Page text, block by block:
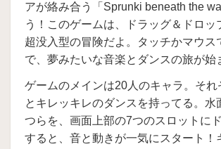
アが絡み合う「Sprunki beneath the
う！このゲームは、ドラッグ＆ドロッ
超没入型の冒険だよ。タッチかマウス
で、夢みたいな音楽とダンスの旅が始
ゲームのメインは20人のキャラ。そ
とキレッキレのダンスを持ってる。水
つらを、画面上部の7つのスロットに
すると、音と動きが一気にスタート！